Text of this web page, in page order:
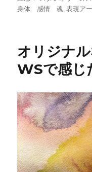
日:
ゴ
グ
身体 感情 魂 ,表現ア
オリジナ
WSで感じ